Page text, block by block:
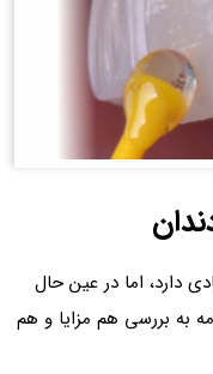
دارد، اما در عین حال
به بررسی هم مزایا و هم